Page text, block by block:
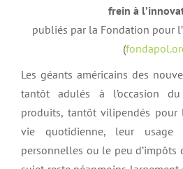
frein à
publiés par la Fondation pour
(
Les géants américains des
tantôt adulés à l’occasion
produits, tantôt vilipendés pour
vie quotidienne, leur usage
personnelles ou le peu d’impôts